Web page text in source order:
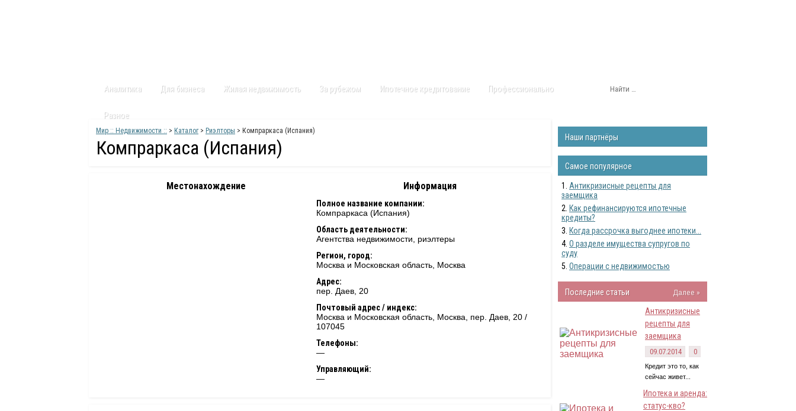
Аналитика Для бизнеса Жилая недвижимость За рубежом Ипотечное кредитование Профессионально
Разное
Мир :: Недвижимости :: > Каталог> Риэлторы > Компраркаса (Испания)
Компраркаса (Испания)
Местонахождение Информация
Полное название компании:
Компраркаса (Испания)
Область деятельности:
Агентства недвижимости, риэлтеры
Регион, город:
Москва и Московская область Москва
Адрес:
пер. Даев, 20
Почтовый адрес / индекс:
Москва и Московская область, Москва, пер. Даев, 20 /
107045
Телефоны:
—
Управляющий:
—
Наши партнёры
Самое популярное
Антикризисные рецепты для
заемщика
Как рефинансируются ипотечные
кредиты?
Когда рассрочка выгоднее ипотеки...
О разделе имущества супругов по
суду
Операции с недвижимостью
Последние статьи
Далее »
Антикризисные
рецепты для
заемщика
09.07.2014 0
Кредит это то, как
сейчас живет...
Ипотека и аренда:
статус-кво?